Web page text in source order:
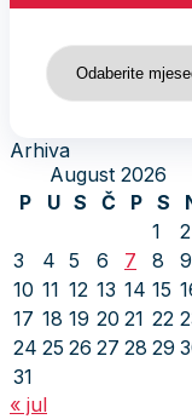
Arhiva
Arhiva
August 2026
P
U S Č P S
1
2
3
4 5 6 7 8
9
10 11 12 13 14 15
17 18 19 20 21 22
24 25 26 27 28 29
31
« jul